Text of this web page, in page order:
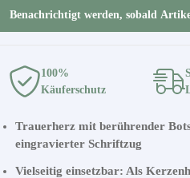
Benachrichtigt werden, sobald
100%
Käuferschutz
Trauerherz mit berührender
eingravierter Schriftzug
Vielseitig einsetzbar: Als